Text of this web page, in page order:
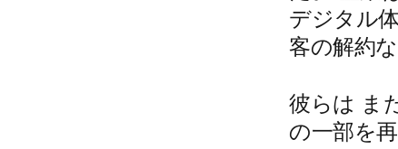
デジタル
客の解約
彼らは ま
の一部を